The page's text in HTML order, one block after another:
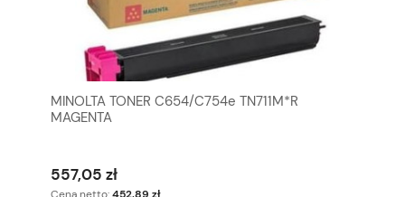
MINOLTA TONER C654/C754e TN711M*R
MAGENTA
557,05 zł